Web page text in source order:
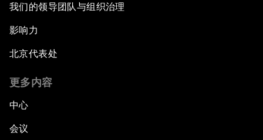
我们的领导团队与组织治理
影响力
北京代表处
更多内容
中心
会议